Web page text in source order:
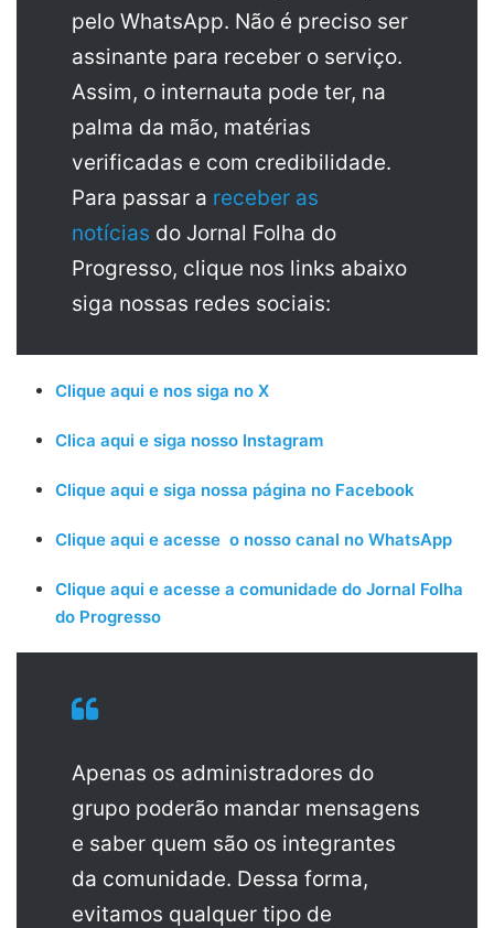
pelo WhatsApp. Não é preciso ser
assinante para receber o serviço.
Assim, o internauta pode ter, na
palma da mão, matérias
verificadas e com credibilidade.
Para passar a receber as
notícias do Jornal Folha do
Progresso, clique nos links abaixo
siga nossas redes sociais:
Clique aqui e nos siga no X
Clica aqui e siga nosso Instagram
Clique aqui e siga nossa página no Facebook
Clique aqui e acesse o nosso canal no WhatsApp
Clique aqui e acesse a comunidade do Jornal Folha
do Progresso
Apenas os administradores do
grupo poderão mandar mensagens
e saber quem são os integrantes
da comunidade. Dessa forma,
evitamos qualquer tipo de